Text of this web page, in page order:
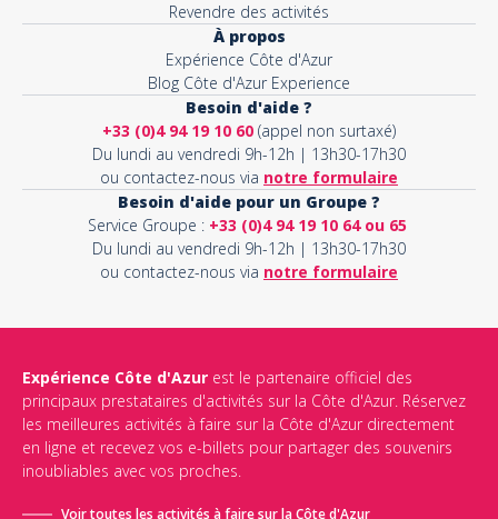
Revendre des activités
À propos
Expérience Côte d'Azur
Blog Côte d'Azur Experience
Besoin d'aide ?
+33 (0)4 94 19 10 60 (appel non surtaxé)
Du lundi au vendredi 9h-12h | 13h30-17h30
ou contactez-nous via notre formulaire
Besoin d'aide pour un Groupe ?
Service Groupe : +33 (0)4 94 19 10 64 ou 65
Du lundi au vendredi 9h-12h | 13h30-17h30
ou contactez-nous via notre formulaire
Expérience Côte d'Azur est le partenaire officiel des
principaux prestataires d'activités sur la Côte d'Azur. Réservez
les meilleures activités à faire sur la Côte d'Azur directement
en ligne et recevez vos e-billets pour partager des souvenirs
inoubliables avec vos proches.
Voir toutes les activités à faire sur la Côte d'Azur